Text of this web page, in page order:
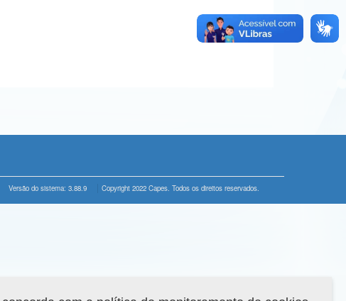
Versão do sistema: 3.88.9 Copyright 2022 Capes. Todos os direitos reservados.